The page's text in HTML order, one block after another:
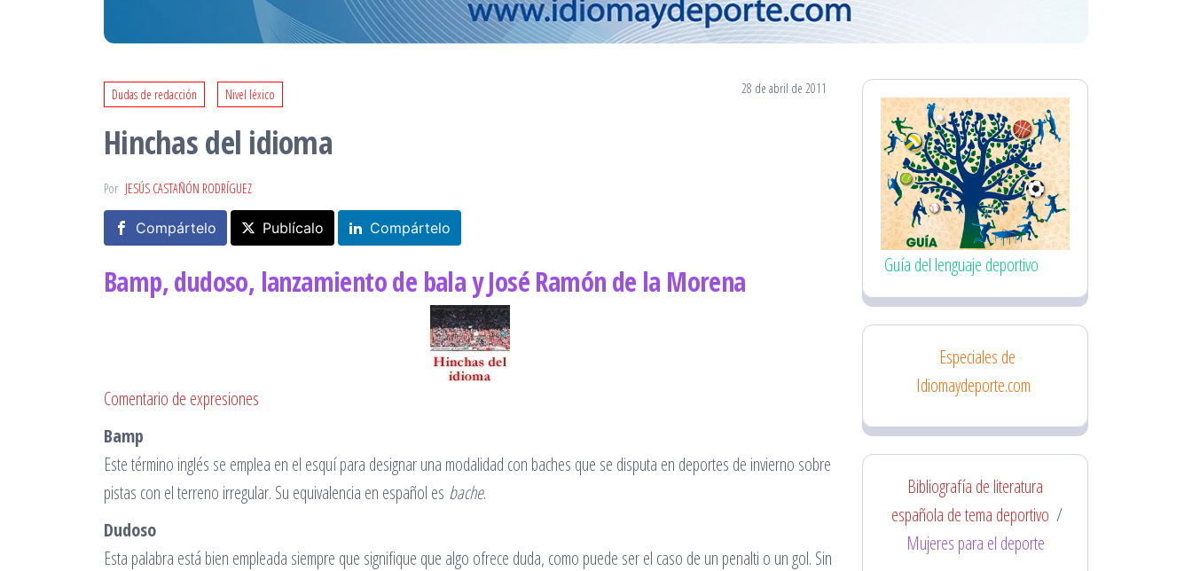
Dudas de redacción Nivel léxico 28 de abril de 2011
Hinchas del idioma
Por JESÚS CASTAÑÓN RODRÍGUEZ
Compártelo Publícalo Compártelo
Bamp, dudoso, lanzamiento de bala y José Ramón de la Morena
Comentario de expresiones
Bamp
Este término inglés se emplea en el esquí para designar una modalidad con baches que se disputa en deportes de invierno sobre
pistas con el terreno irregular. Su equivalencia en español es bache.
Dudoso
Esta palabra está bien empleada siempre que signifique que algo ofrece duda, como puede ser el caso de un penalti o un gol. Sin
Guía del lenguaje deportivo
Especiales de
Idiomaydeporte.com
Bibliografía de literatura
española de tema deportivo /
Mujeres para el deporte